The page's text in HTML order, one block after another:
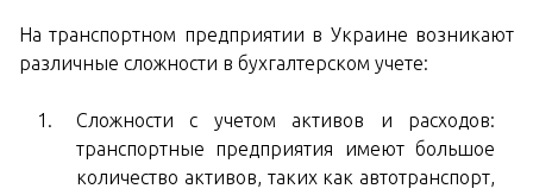
На транспортном предприятии в Украине возникают
различные сложности в бухгалтерском учете:
Сложности с учетом активов и расходов:
транспортные предприятия имеют большое
количество активов, таких как автотранспорт,